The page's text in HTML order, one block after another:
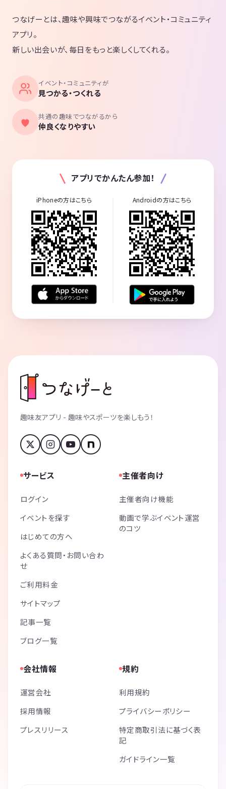
つなげーとは、趣味や興味でつながるイベント・コミュニティ
アプリ。
新しい出会いが、毎日をもっと楽しくしてくれる。
イベント・コミュニティが
見つかる・つくれる
共通の趣味でつながるから
仲良くなりやすい
アプリでかんたん参加！
iPhoneの方はこちら Androidの方はこちら
趣味友アプリ - 趣味やスポーツを楽しもう！
サービス
ログイン
イベントを探す
はじめての方へ
よくある質問・お問い合わ
せ
ご利用料金
サイトマップ
記事一覧
ブログ一覧
主催者向け
主催者向け機能
動画で学ぶイベント運営
のコツ
会社情報
運営会社
採用情報
プレスリリース
規約
利用規約
プライバシーポリシー
特定商取引法に基づく表
記
ガイドライン一覧